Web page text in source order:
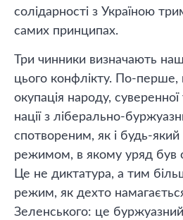
солідарності з Україною
самих принципах.
Три чинники визначають
цього конфлікту. По-перше,
окупація народу,
нації з ліберально-
спотвореним, як і будь-
режимом, в якому уряд був
Це не диктатура, а тим
режим, як дехто
Зеленського: це